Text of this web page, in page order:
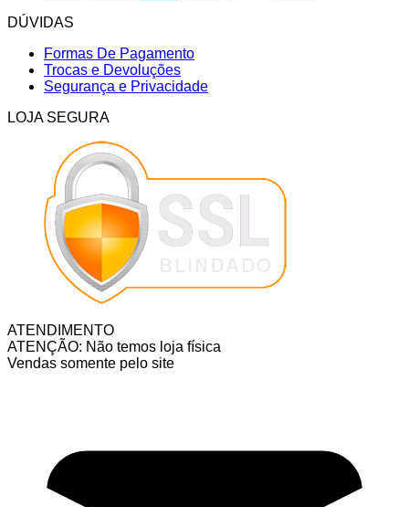
DÚVIDAS
Formas De Pagamento
Trocas e Devoluções
Segurança e Privacidade
LOJA SEGURA
ATENDIMENTO
ATENÇÃO: Não temos loja física
Vendas somente pelo site